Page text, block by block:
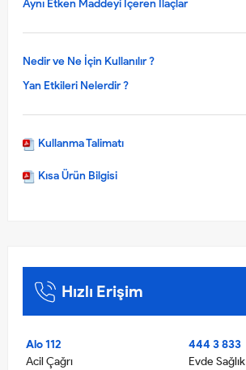
Aynı Etken Maddeyi İçeren İlaçlar
Nedir ve Ne İçin Kullanılır ?
Yan Etkileri Nelerdir ?
Kullanma Talimatı
Kısa Ürün Bilgisi
Hızlı Erişim
Alo 112
Acil Çağrı
444 3 833
Evde Sağlık